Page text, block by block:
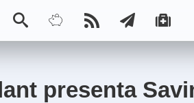
presenta